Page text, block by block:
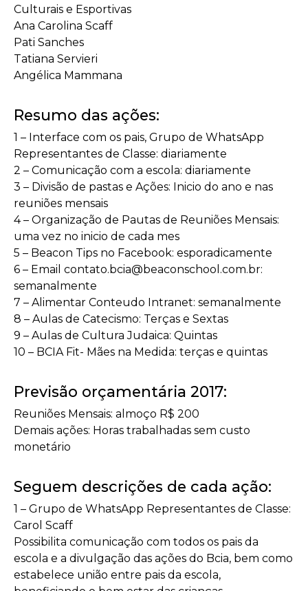
Culturais e Esportivas
Ana Carolina Scaff
Pati Sanches
Tatiana Servieri
Angélica Mammana
Resumo das ações:
1 – Interface com os pais, Grupo de WhatsApp
Representantes de Classe: diariamente
2 – Comunicação com a escola: diariamente
3 – Divisão de pastas e Ações: Inicio do ano e nas
reuniões mensais
4 – Organização de Pautas de Reuniões Mensais:
uma vez no inicio de cada mes
5 – Beacon Tips no Facebook: esporadicamente
6 – Email contato.bcia@beaconschool.com.br:
semanalmente
7 – Alimentar Conteudo Intranet: semanalmente
8 – Aulas de Catecismo: Terças e Sextas
9 – Aulas de Cultura Judaica: Quintas
10 – BCIA Fit- Mães na Medida: terças e quintas
Previsão orçamentária 2017:
Reuniões Mensais: almoço R$ 200
Demais ações: Horas trabalhadas sem custo
monetário
Seguem descrições de cada ação:
1 – Grupo de WhatsApp Representantes de Classe:
Carol Scaff
Possibilita comunicação com todos os pais da
escola e a divulgação das ações do Bcia, bem como
estabelece união entre pais da escola,